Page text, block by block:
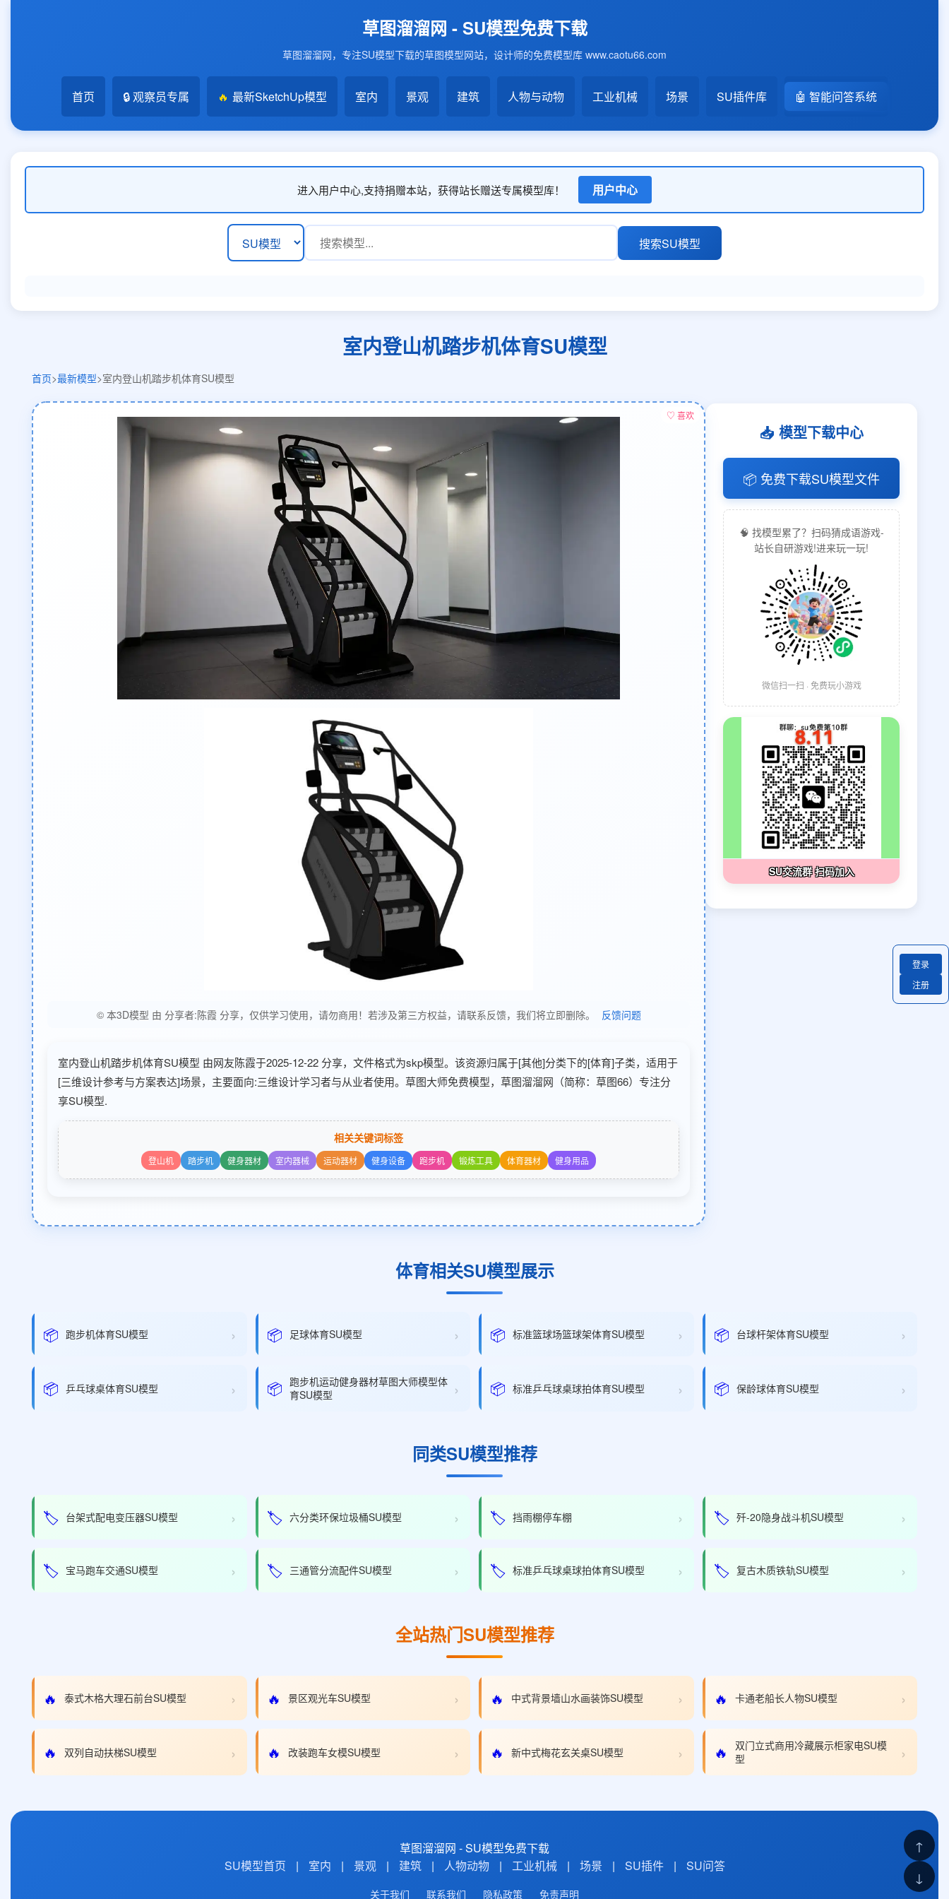
草图溜溜网 - SU模型免费下载
草图溜溜网，专注SU模型下载的草图模型网站，设计师的免费模型库 www.caotu66.com
首页 🔒 观察员专属 🔥 最新SketchUp模型 室内 景观 建筑 人物与动物 工业机械 场景 SU插件库 🤖 智能问答系统
进入用户中心,支持捐赠本站，获得站长赠送专属模型库！ 用户中心
搜索SU模型
室内登山机踏步机体育SU模型
首页>最新模型>室内登山机踏步机体育SU模型
♡ 喜欢
© 本3D模型 由 分享者:陈霞 分享，仅供学习使用，请勿商用！若涉及第三方权益，请联系反馈，我们将立即删除。 反馈问题
室内登山机踏步机体育SU模型 由网友陈霞于2025-12-22 分享，文件格式为skp模型。该资源归属于[其他]分类下的[体育]子类，适用于
[三维设计参考与方案表达]场景，主要面向:三维设计学习者与从业者使用。草图大师免费模型，草图溜溜网（简称：草图66）专注分
享SU模型.
相关关键词标签
登山机 踏步机 健身器材 室内器械 运动器材 健身设备 跑步机 锻炼工具 体育器材 健身用品
📥 模型下载中心
📦 免费下载SU模型文件
🧠 找模型累了？扫码猜成语游戏-
站长自研游戏!进来玩一玩!
微信扫一扫 · 免费玩小游戏
SU交流群 扫码加入
体育相关SU模型展示
📦 跑步机体育SU模型 › 📦 足球体育SU模型 › 📦 标准篮球场篮球架体育SU模型 › 📦 台球杆架体育SU模型 ›
📦 乒乓球桌体育SU模型 › 📦 跑步机运动健身器材草图大师模型体
育SU模型
› 📦 标准乒乓球桌球拍体育SU模型 › 📦 保龄球体育SU模型 ›
同类SU模型推荐
🏷️ 台架式配电变压器SU模型 › 🏷️ 六分类环保垃圾桶SU模型 › 🏷️ 挡雨棚停车棚 › 🏷️ 歼-20隐身战斗机SU模型 ›
🏷️ 宝马跑车交通SU模型 › 🏷️ 三通管分流配件SU模型 › 🏷️ 标准乒乓球桌球拍体育SU模型 › 🏷️ 复古木质铁轨SU模型 ›
全站热门SU模型推荐
🔥 泰式木格大理石前台SU模型 › 🔥 景区观光车SU模型 › 🔥 中式背景墙山水画装饰SU模型 › 🔥 卡通老船长人物SU模型 ›
🔥 双列自动扶梯SU模型 › 🔥 改装跑车女模SU模型 › 🔥 新中式梅花玄关桌SU模型 › 🔥
双门立式商用冷藏展示柜家电SU模
型
›
草图溜溜网 - SU模型免费下载
SU模型首页
| 室内 | 景观 | 建筑 | 人物动物 | 工业机械 | 场景 | SU插件 | SU问答
关于我们 联系我们 隐私政策 免责声明
↑
↓
登录
注册